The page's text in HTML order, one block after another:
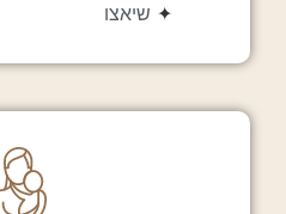
✦ שיאצו